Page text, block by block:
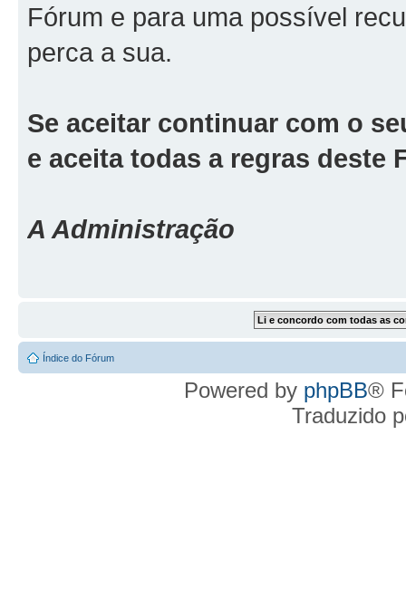
Fórum e para uma possível
perca a sua.
Se aceitar continuar com o
e aceita todas a regras deste
A Administração
Índice do Fórum
Powered by phpBB®
Traduzido